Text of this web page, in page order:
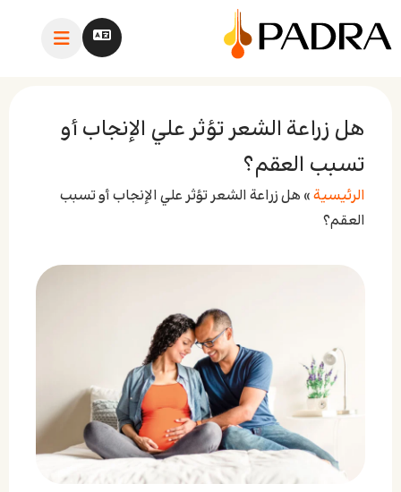
هل زراعة الشعر تؤثر علي الإنجاب أو
تسبب العقم؟
الرئيسية» هل زراعة الشعر تؤثر علي الإنجاب أو تسبب
العقم؟